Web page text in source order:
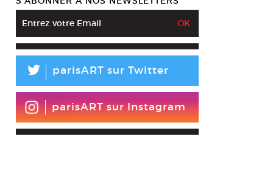
L parisART sur Twitter
parisART sur Instagram